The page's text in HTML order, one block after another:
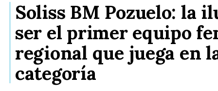
Soliss BM Pozuelo: la
ser el primer equipo
regional que juega en
categoría